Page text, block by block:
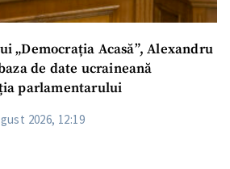
„Democrația Acasă”, Alexandru
de date ucraineană
parlamentarului
2026, 12:19